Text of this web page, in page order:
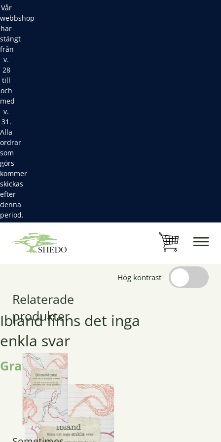
Vår
webbshop
har
stängt
från
v.
28
till
och
med
v.
31.
Alla
ordrar
som
görs
kommer
skickas
efter
denna
period.
Hög kontrast
Ibland finns det inga
enkla svar
Gratis
Relaterade
produkter